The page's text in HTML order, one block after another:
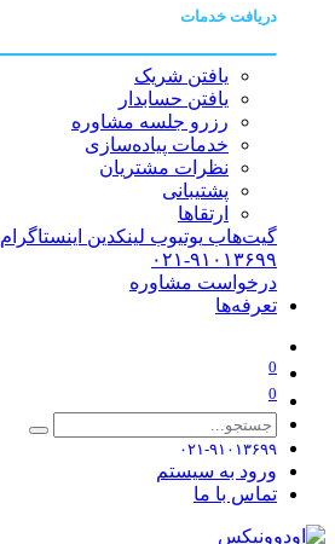
دریافت خدمات
یافتن شریک
یافتن حسابدار
رزرو جلسه مشاوره
خدمات پیاده‌سازی
نظرات مشتریان
پشتیبانی
ارتقاها
گیت‌هاب یوتیوب لینکدین اینستاگرام
۰۲۱-۹۱۰۱۳۶۹۹
درخواست مشاوره
تعرفه‌ها
0
0
۰۲۱-۹۱۰۱۳۶۹۹
ورود به سیستم
تماس با ما